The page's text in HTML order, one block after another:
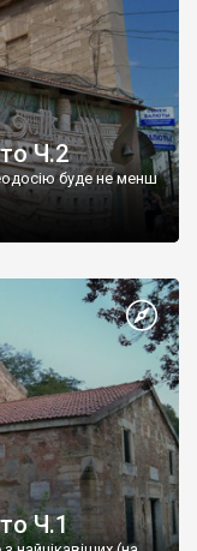
Ч.2
буде не менш
Ч.1